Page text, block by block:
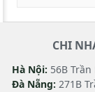
CHI
Hà Nội: 56B
Đà Nẵng: 271B